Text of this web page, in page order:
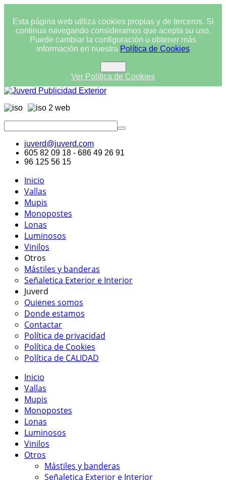
Esta página web utiliza cookies propias y de terceros. Si
continua navegando consideramos que acepta su uso.
Puede cambiar la configuración u obtener más
información en nuestra Política de Cookies
Ver Política de Cookies
juverd@juverd.com
605 82 09 18 - 686 49 26 91
96 125 56 15
Inicio
Vallas
Mupis
Monopostes
Lonas
Luminosos
Vinilos
Otros
Mástiles y banderas
Señaletica Exterior e Interior
Juverd
Quienes somos
Donde estamos
Contactar
Política de privacidad
Política de Cookies
Política de CALIDAD
Inicio
Vallas
Mupis
Monopostes
Lonas
Luminosos
Vinilos
Otros
Mástiles y banderas
Señaletica Exterior e Interior